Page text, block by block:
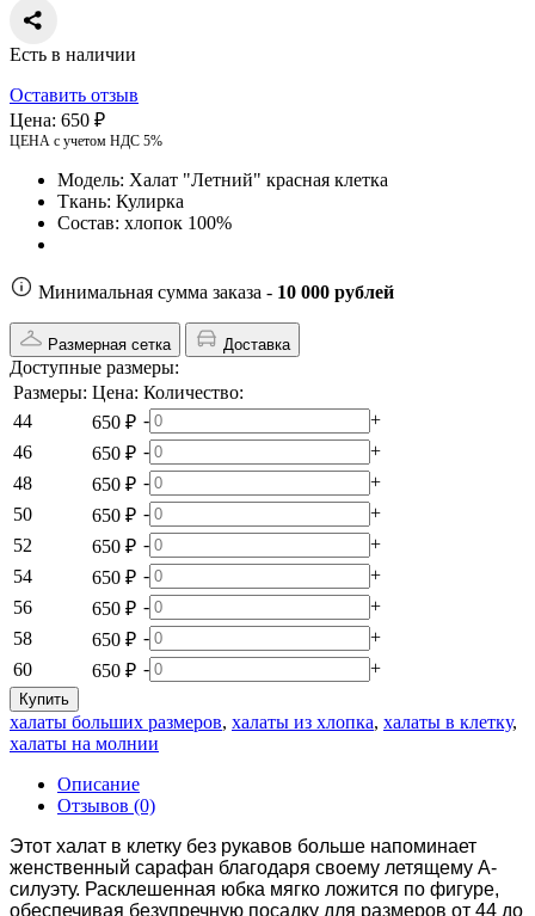
Есть в наличии
Оставить отзыв
Цена: 650 ₽
ЦЕНА с учетом НДС 5%
Модель: Халат "Летний" красная клетка
Ткань: Кулирка
Состав: хлопок 100%
Минимальная сумма заказа - 10 000 рублей
Размерная сетка Доставка
Доступные размеры:
Размеры: Цена: Количество:
44
650 ₽ -
+
46
650 ₽ -
+
48
650 ₽ -
+
50
650 ₽ -
+
52
650 ₽ -
+
54
650 ₽ -
+
56
650 ₽ -
+
58
650 ₽ -
+
60
650 ₽ - +
Купить
халаты больших размеров, халаты из хлопка, халаты в клетку,
халаты на молнии
Описание
Отзывов (0)
Этот халат в клетку без рукавов больше напоминает
женственный сарафан благодаря своему летящему А-
силуэту. Расклешенная юбка мягко ложится по фигуре,
обеспечивая безупречную посадку для размеров от 44 до